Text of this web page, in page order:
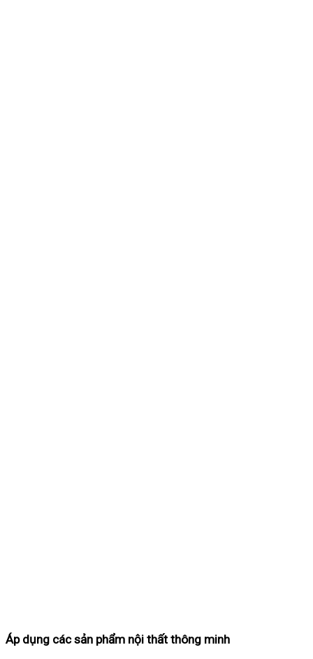
Áp dụng các sản phẩm nội thất thông minh